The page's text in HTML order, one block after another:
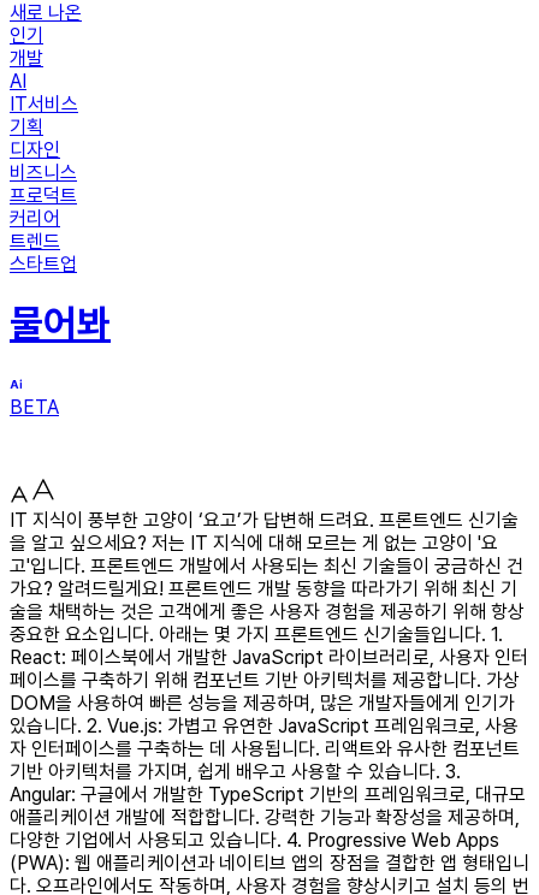
새로 나온
인기
개발
AI
IT서비스
기획
디자인
비즈니스
프로덕트
커리어
트렌드
스타트업
물어봐
BETA
IT 지식이 풍부한 고양이 ‘요고’가 답변해 드려요. 프론트엔드 신기술
을 알고 싶으세요? 저는 IT 지식에 대해 모르는 게 없는 고양이 '요
고'입니다. 프론트엔드 개발에서 사용되는 최신 기술들이 궁금하신 건
가요? 알려드릴게요! 프론트엔드 개발 동향을 따라가기 위해 최신 기
술을 채택하는 것은 고객에게 좋은 사용자 경험을 제공하기 위해 항상
중요한 요소입니다. 아래는 몇 가지 프론트엔드 신기술들입니다. 1.
React: 페이스북에서 개발한 JavaScript 라이브러리로, 사용자 인터
페이스를 구축하기 위해 컴포넌트 기반 아키텍처를 제공합니다. 가상
DOM을 사용하여 빠른 성능을 제공하며, 많은 개발자들에게 인기가
있습니다. 2. Vue.js: 가볍고 유연한 JavaScript 프레임워크로, 사용
자 인터페이스를 구축하는 데 사용됩니다. 리액트와 유사한 컴포넌트
기반 아키텍처를 가지며, 쉽게 배우고 사용할 수 있습니다. 3.
Angular: 구글에서 개발한 TypeScript 기반의 프레임워크로, 대규모
애플리케이션 개발에 적합합니다. 강력한 기능과 확장성을 제공하며,
다양한 기업에서 사용되고 있습니다. 4. Progressive Web Apps
(PWA): 웹 애플리케이션과 네이티브 앱의 장점을 결합한 앱 형태입니
다. 오프라인에서도 작동하며, 사용자 경험을 향상시키고 설치 등의 번